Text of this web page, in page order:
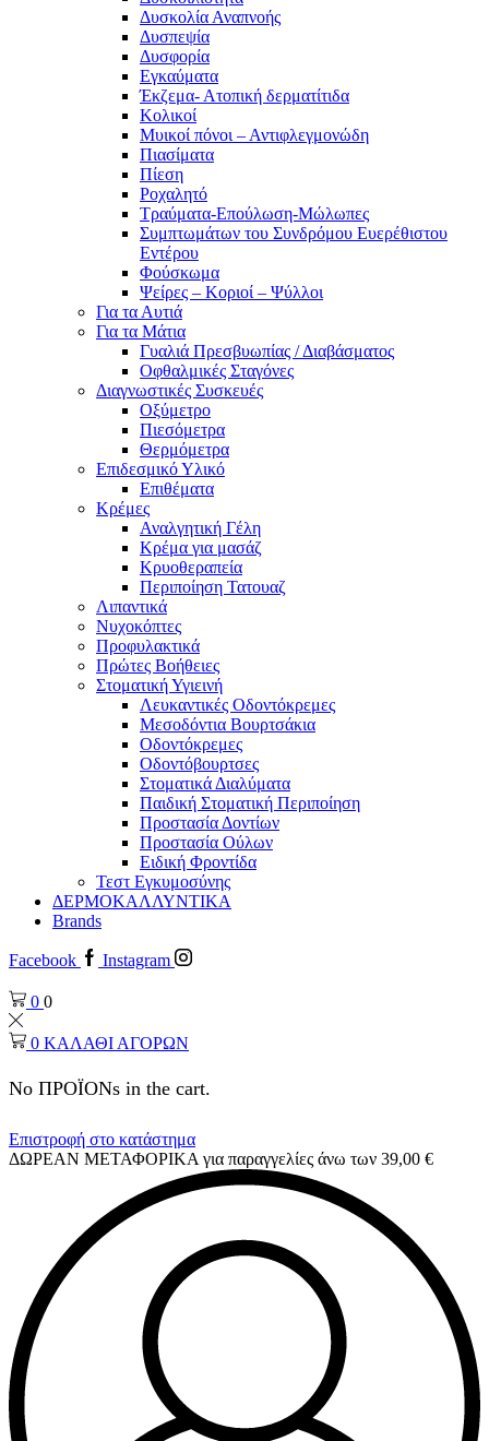
Δυσκολία Αναπνοής
Δυσπεψία
Δυσφορία
Εγκαύματα
Έκζεμα- Ατοπική δερματίτιδα
Κολικοί
Μυικοί πόνοι – Αντιφλεγμονώδη
Πιασίματα
Πίεση
Ροχαλητό
Τραύματα-Επούλωση-Μώλωπες
Συμπτωμάτων του Συνδρόμου Ευερέθιστου
Εντέρου
Φούσκωμα
Ψείρες – Κοριοί – Ψύλλοι
Για τα Αυτιά
Για τα Μάτια
Γυαλιά Πρεσβυωπίας / Διαβάσματος
Οφθαλμικές Σταγόνες
Διαγνωστικές Συσκευές
Οξύμετρο
Πιεσόμετρα
Θερμόμετρα
Επιδεσμικό Υλικό
Επιθέματα
Κρέμες
Αναλγητική Γέλη
Κρέμα για μασάζ
Κρυοθεραπεία
Περιποίηση Τατουαζ
Λιπαντικά
Νυχοκόπτες
Προφυλακτικά
Πρώτες Βοήθειες
Στοματική Υγιεινή
Λευκαντικές Οδοντόκρεμες
Μεσοδόντια Βουρτσάκια
Οδοντόκρεμες
Οδοντόβουρτσες
Στοματικά Διαλύματα
Παιδική Στοματική Περιποίηση
Προστασία Δοντίων
Προστασία Ούλων
Ειδική Φροντίδα
Τεστ Εγκυμοσύνης
ΔΕΡΜΟΚΑΛΛΥΝΤΙΚΑ
Brands
Facebook Instagram
0 0
0 ΚΑΛΑΘΙ ΑΓΟΡΩΝ
No ΠΡΟΪΟΝs in the cart.
Επιστροφή στο κατάστημα
ΔΩΡΕΑΝ ΜΕΤΑΦΟΡΙΚΑ για παραγγελίες άνω των 39,00 €